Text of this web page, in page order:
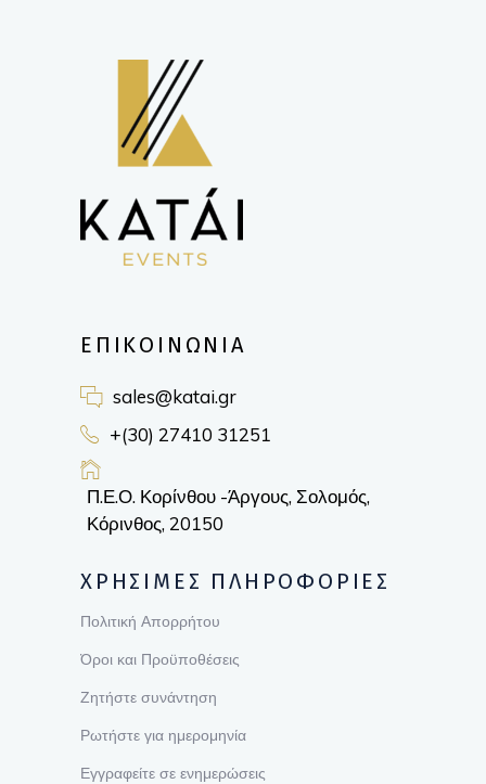
ΕΠΙΚΟΙΝΩΝΙΑ
sales@katai.gr
+(30) 27410 31251
Π.Ε.Ο. Κορίνθου -Άργους, Σολομός,
Κόρινθος, 20150
ΧΡΗΣΙΜΕΣ ΠΛΗΡΟΦΟΡΙΕΣ
Πολιτική Απορρήτου
Όροι και Προϋποθέσεις
Ζητήστε συνάντηση
Ρωτήστε για ημερομηνία
Εγγραφείτε σε ενημερώσεις